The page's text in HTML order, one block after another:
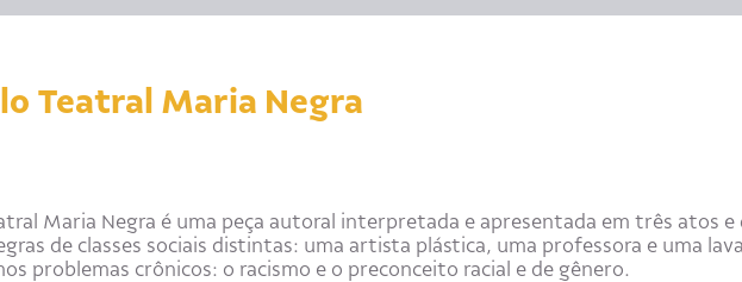
Teatral Maria Negra
Maria Negra é uma peça autoral interpretada e apresentada em três atos e
de classes sociais distintas: uma artista plástica, uma professora e uma
problemas crônicos: o racismo e o preconceito racial e de gênero.